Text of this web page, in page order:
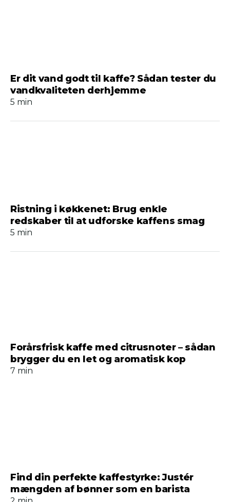
Er dit vand godt til kaffe? Sådan tester du
vandkvaliteten derhjemme
5 min
Ristning i køkkenet: Brug enkle
redskaber til at udforske kaffens smag
5 min
Forårsfrisk kaffe med citrusnoter – sådan
brygger du en let og aromatisk kop
7 min
Find din perfekte kaffestyrke: Justér
mængden af bønner som en barista